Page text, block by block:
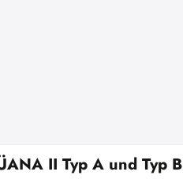
II Typ A und Typ B